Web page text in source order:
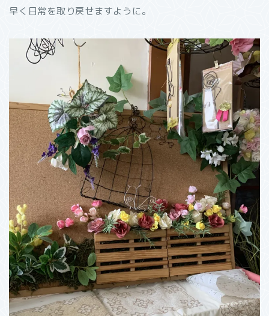
早く日常を取り戻せますように。